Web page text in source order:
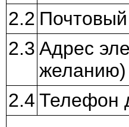
2.2
2.3 Адрес
желанию)
2.4 Телефон